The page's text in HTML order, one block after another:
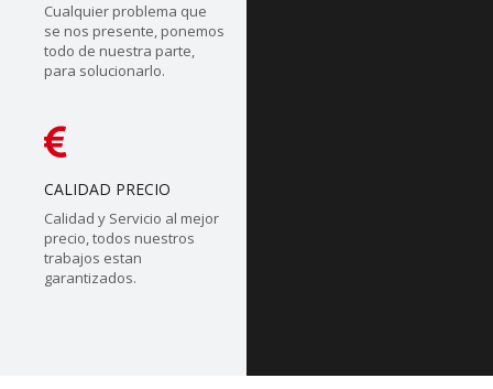
Cualquier problema que
se nos presente, ponemos
todo de nuestra parte,
para solucionarlo.
CALIDAD PRECIO
Calidad y Servicio al mejor
precio, todos nuestros
trabajos estan
garantizados.